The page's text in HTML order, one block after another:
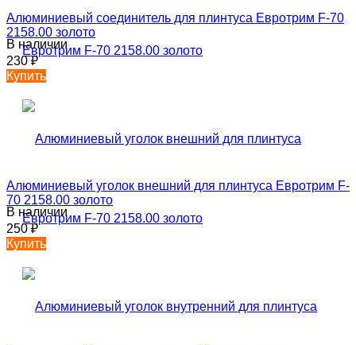
Алюминиевый соединитель для плинтуса Евротрим F-70
2158.00 золото
В наличии
230₽
Купить
Алюминиевый уголок внешний для плинтуса Евротрим F-
70 2158.00 золото
В наличии
250₽
Купить